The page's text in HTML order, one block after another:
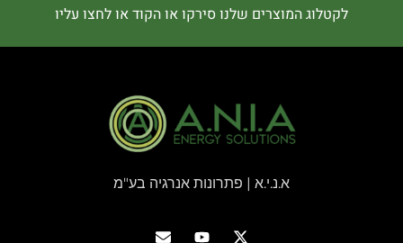
לקטלוג המוצרים שלנו סירקו או הקוד או לחצו עליו
א.נ.י.א | פתרונות אנרגיה בע"מ